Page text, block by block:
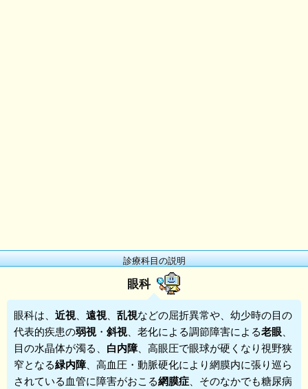
診療科目の説明
眼科
眼科は、 近視 遠視 乱視などの屈折異常や、幼少時の目の
代表的疾患の弱視 ・ 斜視 、老化による調節障害による老眼
目の水晶体が濁る、 白内障、高眼圧で眼球が硬くなり視野狭
窄となる緑内障、高血圧・動脈硬化により網膜内に張り巡ら
されている血管に障害がおこる網膜症 、そのなかでも糖尿病